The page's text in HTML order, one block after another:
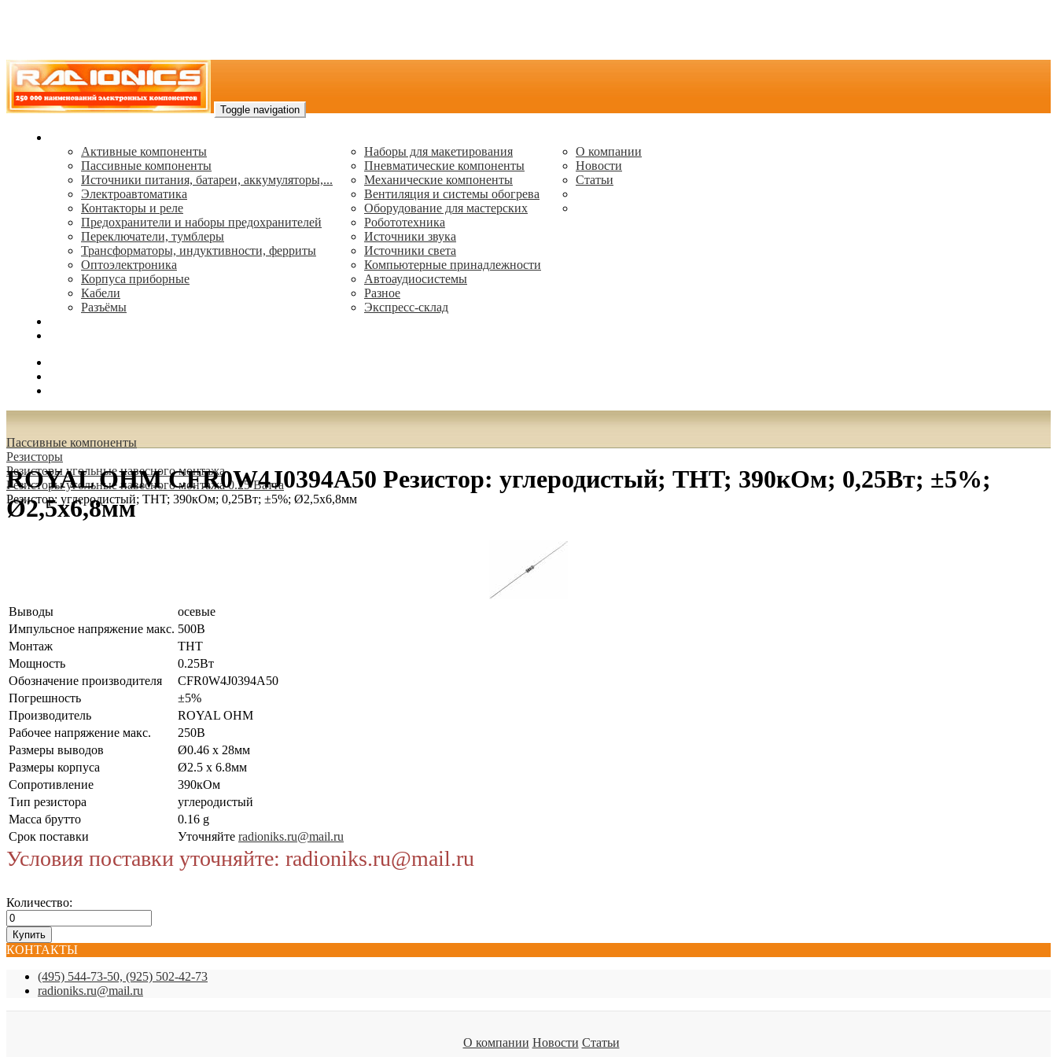
Toggle navigation
Активные компоненты
Пассивные компоненты
Источники питания, батареи, аккумуляторы,...
Электроавтоматика
Контакторы и реле
Предохранители и наборы предохранителей
Переключатели, тумблеры
Трансформаторы, индуктивности, ферриты
Oптоэлектроника
Корпуса приборные
Кабели
Разъёмы
Наборы для макетирования
Пневматические компоненты
Механические компоненты
Вентиляция и системы обогрева
Оборудование для мастерских
Робототехника
Источники звука
Источники света
Компьютерные принадлежности
Автоаудиосистемы
Разное
Экспресс-склад
О компании
Новости
Статьи
Пассивные компоненты
Резисторы
Резисторы угольные навесного монтажа
Резисторы угольные навесного монтажа 0.25 Ватта
Резистор: углеродистый; THT; 390кОм; 0,25Вт; ±5%; Ø2,5x6,8мм
ROYAL OHM CFR0W4J0394A50 Резистор: углеродистый; THT; 390кОм; 0,25Вт; ±5%;
Ø2,5x6,8мм
Выводы
осевые
Импульсное напряжение макс. 500В
Монтаж
THT
Мощность
0.25Вт
Обозначение производителя
CFR0W4J0394A50
Погрешность
±5%
Производитель
ROYAL OHM
Рабочее напряжение макс.
250В
Размеры выводов
Ø0.46 x 28мм
Размеры корпуса
Ø2.5 x 6.8мм
Сопротивление
390кОм
Тип резистора
углеродистый
Масса брутто
0.16 g
Срок поставки
Уточняйте radioniks.ru@mail.ru
Условия поставки уточняйте: radioniks.ru@mail.ru
Количество:
КОНТАКТЫ
(495) 544-73-50, (925) 502-42-73
radioniks.ru@mail.ru
О компании Новости Статьи